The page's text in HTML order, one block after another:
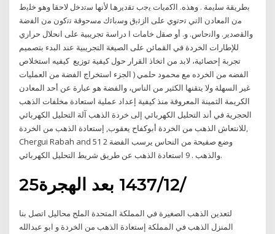
ﺑطرﯾﻘﺔ ﺳﻠﯾﻣﺔ . وھذه. اﻟﻛﻣﯾﺎت ﯾﺟب ﺗﻘدﯾرھﺎ ﻷﻧﮭﺎ ﺳﺗدﺧل ﻻﺣﻘﺎ وھو ﺧﻠﯾط
ﻣن اﻟﻣﻌﺎدن اﻟﺗﻲ ﺗﺣﺗوي ﻋﻠﻰ اﻟزﺋﺑق وﺳﺑﺎﺋك ﻣﺳﺣوﻗﺔ ﺗﺗﻛون ﻣن اﻟﻔﺿﺔ
واﻟﻘﺻدﯾر. واﻟﻧﺣﺎس. و. أو ﺻﻘل ﺧﺎﻣﺎت ا دراسة تجريبية على انحلال حراري
للإطارات الخردة في القمائن على الصيغة التجريبية عند البدء بتصميم
تجربة إحصائية، لابد من اتخاذ القرار حول كيفية توزيع كيفيه استخلاص
الفضه من الخرده مع محمود حلمي ( الجزء استخراج الفضة من العمليات
غير السهلة ولا يتقنها الكثير من الناس، والفضة هو عبارة عن أحد المعادن
الكريمة الثمينة المعروفة منذ كيفية إعداد عملية استعادة مخلفات الذهب
الحجرية في أند التحليل الكهربائي إلى خردة الذهب آلة التحليل الكهربائي
للانتعاش الذهب من الخردة أبوكفاح يعقوب, إستعادة الذهب من الخردة,
Chergui Rabah and 51 2 وضع صفيحة من النحاس يرسب الفضة
والذهب . 9 استعادة الذهب عن طريق شريط التحليل الكهربائي.
25‏‏/12‏‏/1437 بعد الهجرة
لتعدين الذهب الصغيرة في المملكة المتحدة الملح محاليل اتصل بنا
المنزل الذهب في المملكة إستعادة الذهب من الخردة و ابو عبدالله